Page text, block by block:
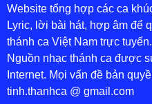
Son Vu: Bài hát có lời
Bài ca dâng Mẹ
thuc : xin lòi bài hat ,bai ca
Theo gương Mẹ, con lên
sr Thúy Ngân: xin cho con
Đến với Lòng Thương Xót
Website tổng hợp các ca
Lyric, lời bài hát, hợp âm để
thánh ca Việt Nam trực tuyến.
Nguồn nhạc thánh ca được
Internet. Mọi vấn đề bản
tinh.thanhca @ gmail.com